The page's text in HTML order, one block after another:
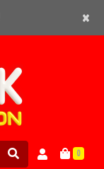
×
×
0